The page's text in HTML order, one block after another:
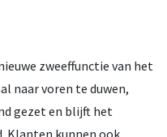
zweeffunctie van het
naar voren te duwen,
gezet en blijft het
Klanten kunnen ook